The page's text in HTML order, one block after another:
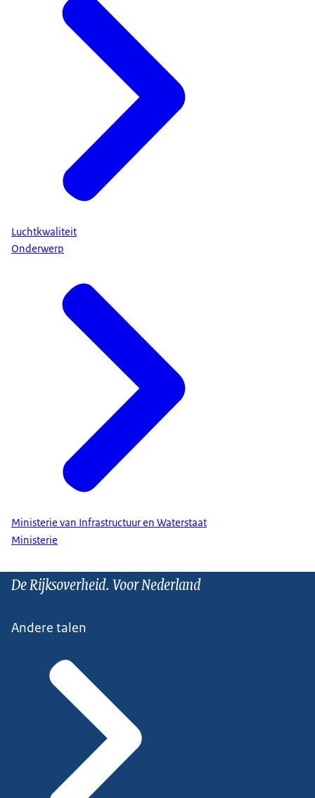
Luchtkwaliteit
Onderwerp
Ministerie van Infrastructuur en Waterstaat
Ministerie
De Rijksoverheid. Voor Nederland
Andere talen